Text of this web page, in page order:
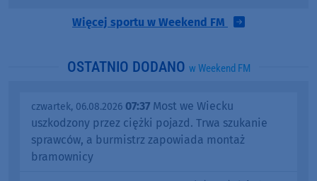
Więcej sportu w Weekend FM
OSTATNIO DODANO w Weekend FM
czwartek, 06.08.2026 07:37 Most we Wiecku
uszkodzony przez ciężki pojazd. Trwa szukanie
sprawców, a burmistrz zapowiada montaż
bramownicy